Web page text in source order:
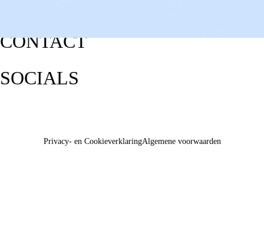
CONTACT
SOCIALS
Privacy- en CookieverklaringAlgemene voorwaarden